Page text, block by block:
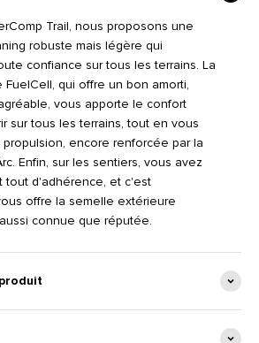
Trail, nous proposons une
robuste mais légère qui
confiance sur tous les terrains. La
qui offre un bon amorti,
vous apporte le confort
sur tous les terrains, tout en vous
encore renforcée par la
Enfin, sur les sentiers, vous avez
tout d'adhérence, et c'est
offre la semelle extérieure
connue que réputée.